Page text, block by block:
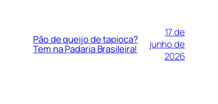
Pão de queijo de tapioca?
Tem na Padaria Brasileira!
17 de
junho de
2026